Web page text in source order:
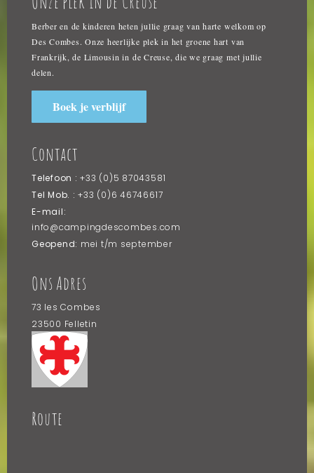
Berber en de kinderen heten jullie graag van harte welkom op
Des Combes. Onze heerlijke plek in het groene hart van
Frankrijk, de Limousin in de Creuse, die we graag met jullie
delen.
Boek je verblijf
Contact
Telefoon : +33 (0)5 87043581
Tel Mob. : +33 (0)6 46746617
E-mail:
info@campingdescombes.com
Geopend: mei t/m september
Ons Adres
73 les Combes
23500 Felletin
Frankrijk
Route